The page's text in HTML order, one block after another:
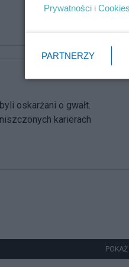
oskarżani o gwałt.
karierach
Prywatności i Cookies
PARTNERZY